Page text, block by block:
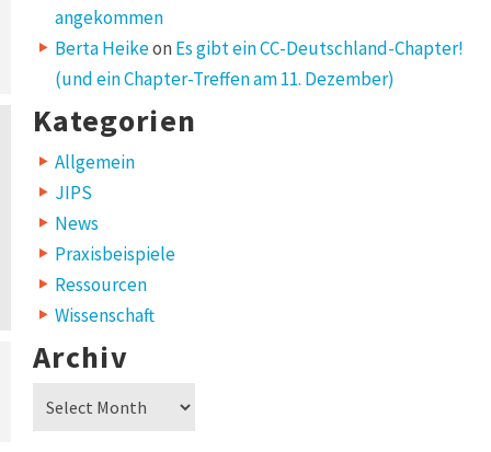
angekommen
Berta Heikeon Es gibt ein CC-Deutschland-Chapter!
(und ein Chapter-Treffen am 11. Dezember)
Kategorien
Allgemein
JIPS
News
Praxisbeispiele
Ressourcen
Wissenschaft
Archiv
Archiv